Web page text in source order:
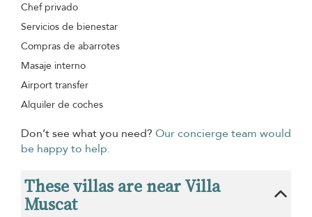
Chef privado
Servicios de bienestar
Compras de abarrotes
Masaje interno
Airport transfer
Alquiler de coches
Don’t see what you need? Our concierge team would
be happy to help.
These villas are near Villa
Muscat